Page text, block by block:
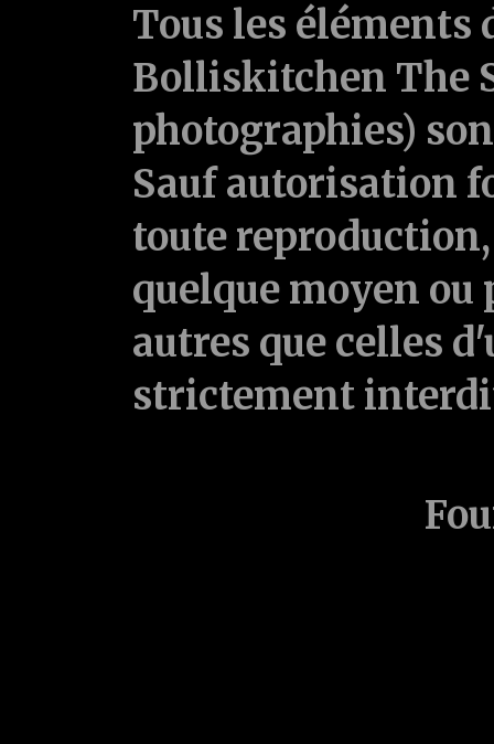
Tous les
Bolliskitchen The
photographies)
Sauf autorisation
toute
quelque moyen ou
autres que celles
strictement